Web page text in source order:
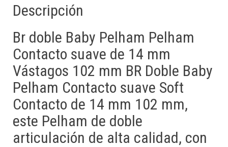
Descripción
Br doble Baby Pelham Pelham
Contacto suave de 14 mm
Vástagos 102 mm BR Doble Baby
Pelham Contacto suave Soft
Contacto de 14 mm 102 mm,
este Pelham de doble
articulación de alta calidad, con